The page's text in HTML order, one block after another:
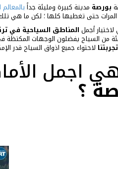
بورصة مدينة كبيرة ومليئة جداًبالمعالم
المرات حتى تغطيها كلها ؛ لكن ما هي
لاختيار أجمل المناطق السياحية في
من السياح يفضلون الوجهات المكتظة
لاحتواء جميع اذواق السياح قدر
اجمل
؟